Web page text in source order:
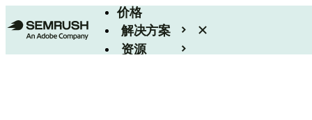
价格
解决方案
资源